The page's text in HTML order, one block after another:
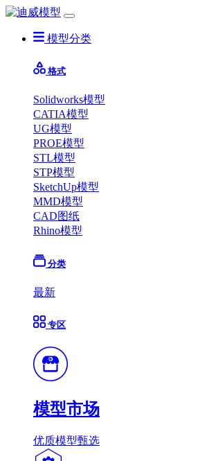
模型分类
格式
Solidworks模型
CATIA模型
UG模型
PROE模型
STL模型
STP模型
SketchUp模型
MMD模型
CAD图纸
Rhino模型
分类
最新
专区
模型市场
优质模型甄选